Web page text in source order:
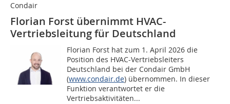
Condair
Florian Forst übernimmt HVAC-
Vertriebsleitung für Deutschland
Florian Forst hat zum 1. April 2026 die
Position des HVAC-Vertriebsleiters
Deutschland bei der Condair GmbH
(www.condair.de) übernommen. In dieser
Funktion verantwortet er die
Vertriebsaktivitäten...